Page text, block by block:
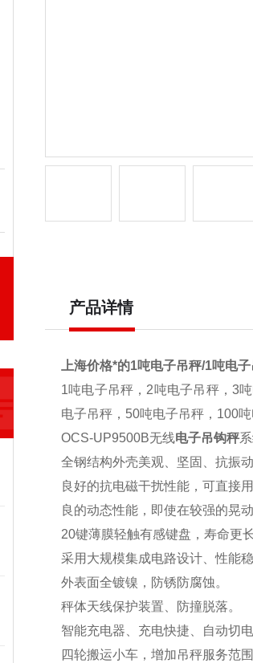
产品详情
上海价格*的1吨电子吊秤/1吨电
1吨电子吊秤，2吨电子吊秤，3
电子吊秤，50吨电子吊秤，100
OCS-UP9500B无线电子吊钩秤
全钢结构外壳美观、坚固、抗振
良好的抗电磁干扰性能，可直接
良的动态性能，即使在较强的晃
20键薄膜轻触有感键盘，寿命更
采用大规模集成电路设计、性能
外表面全镀镍，防锈防腐蚀。
秤体天线保护装置、防撞脱落。
智能充电器、充电快捷、自动切电
四轮搬运小车，增加吊秤服务范围